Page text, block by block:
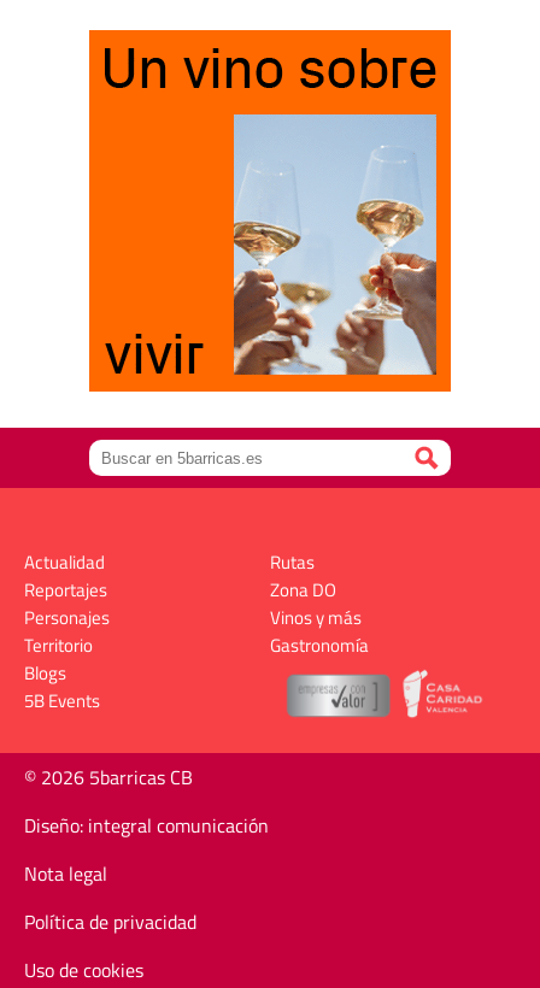
Actualidad
Reportajes
Personajes
Territorio
Rutas
Zona DO
Vinos y más
Gastronomía
Blogs
5B Events
© 2026 5barricas CB
Diseño: integral comunicación
Nota legal
Política de privacidad
Uso de cookies